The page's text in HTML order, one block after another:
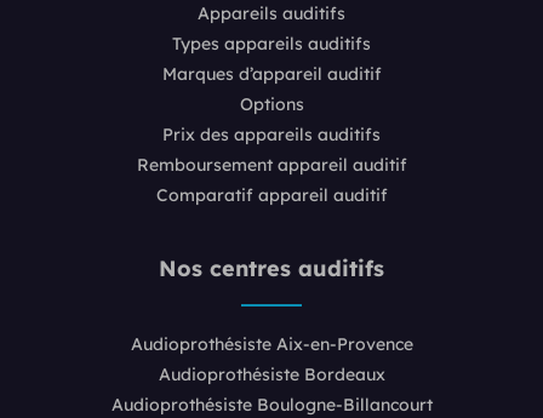
Appareils auditifs
Types appareils auditifs
Marques d’appareil auditif
Options
Prix des appareils auditifs
Remboursement appareil auditif
Comparatif appareil auditif
Nos centres auditifs
Audioprothésiste Aix-en-Provence
Audioprothésiste Bordeaux
Audioprothésiste Boulogne-Billancourt